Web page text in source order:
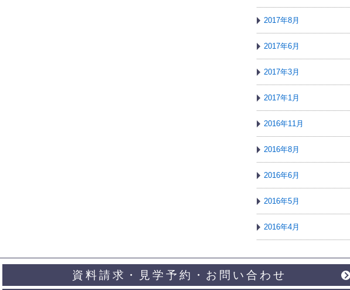
2017年8月
2017年6月
2017年3月
2017年1月
2016年11月
2016年8月
2016年6月
2016年5月
2016年4月
資料請求・見学予約・お問い合わせ